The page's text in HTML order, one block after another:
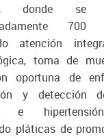
donde se
700
atención
toma de
oportuna de
y detección
e
pláticas de